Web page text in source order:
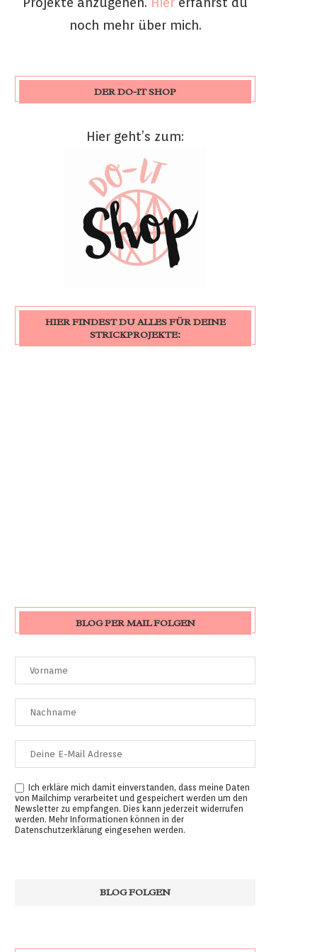
noch mehr über mich.
DER DO-IT SHOP
Hier geht’s zum:
HIER FINDEST DU ALLES FÜR DEINE
STRICKPROJEKTE:
BLOG PER MAIL FOLGEN
Ich erkläre mich damit einverstanden, dass meine Daten
von Mailchimp verarbeitet und gespeichert werden um den
Newsletter zu empfangen. Dies kann jederzeit widerrufen
werden. Mehr Informationen können in der
Datenschutzerklärung eingesehen werden.